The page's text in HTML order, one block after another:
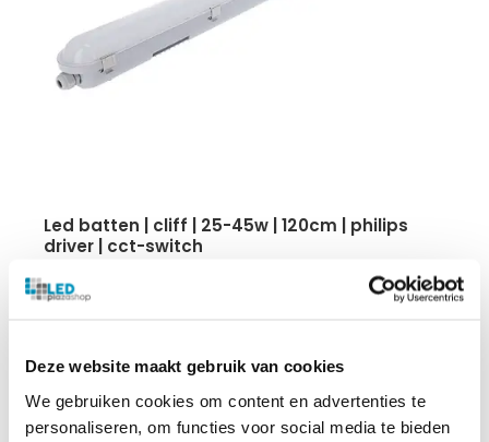
Deze website maakt gebruik van cookies
We gebruiken cookies om content en advertenties te
personaliseren, om functies voor social media te bieden
led batten | cliff | 25-45w | 120cm | philips
driver | cct-switch
140 lumen p/W
5-jaar garantie